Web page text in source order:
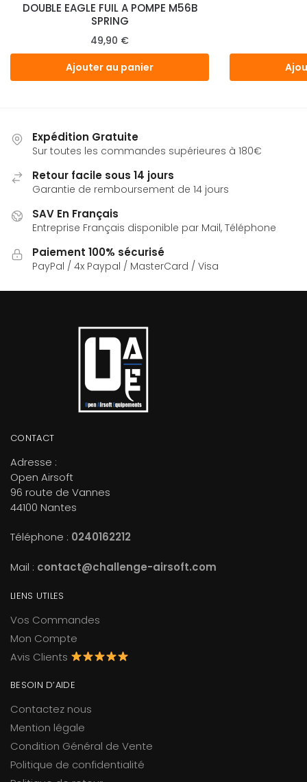
DOUBLE EAGLE FUIL A POMPE M56B
SPRING
49,90 €
Ajouter au panier
Expédition Gratuite
Sur toutes les commandes supérieures à 180€
Retour facile sous 14 jours
Garantie de remboursement de 14 jours
SAV En Français
Entreprise Français disponible par Mail, Téléphone
Paiement 100% sécurisé
PayPal / 4x Paypal / MasterCard / Visa
CONTACT
Adresse :
Open Airsoft
96 route de Vannes
44100 Nantes
Téléphone : 0240162212
Mail : contact@challenge-airsoft.com
LIENS UTILES
Vos Commandes
Mon Compte
Avis Clients
BESOIN D’AIDE
Contactez nous
Mention légale
Condition Général de Vente
Politique de confidentialité